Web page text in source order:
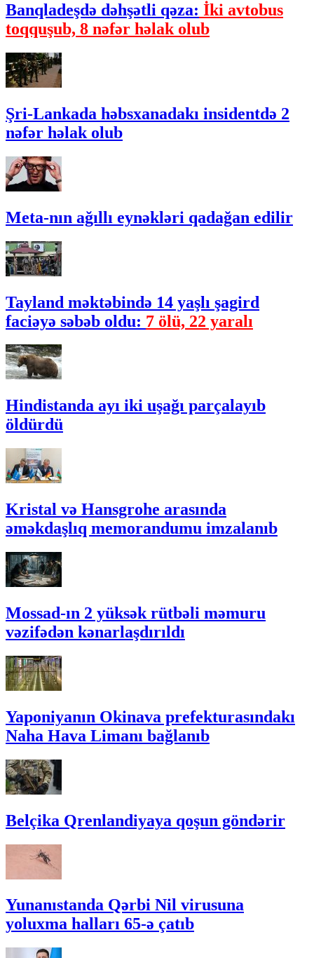
Banqladeşdə dəhşətli qəza: İki avtobus
toqquşub, 8 nəfər həlak olub
Şri-Lankada həbsxanadakı insidentdə 2
nəfər həlak olub
Meta-nın ağıllı eynəkləri qadağan edilir
Tayland məktəbində 14 yaşlı şagird
faciəyə səbəb oldu: 7 ölü, 22 yaralı
Hindistanda ayı iki uşağı parçalayıb
öldürdü
Kristal və Hansgrohe arasında
əməkdaşlıq memorandumu imzalanıb
Mossad-ın 2 yüksək rütbəli məmuru
vəzifədən kənarlaşdırıldı
Yaponiyanın Okinava prefekturasındakı
Naha Hava Limanı bağlanıb
Belçika Qrenlandiyaya qoşun göndərir
Yunanıstanda Qərbi Nil virusuna
yoluxma halları 65-ə çatıb